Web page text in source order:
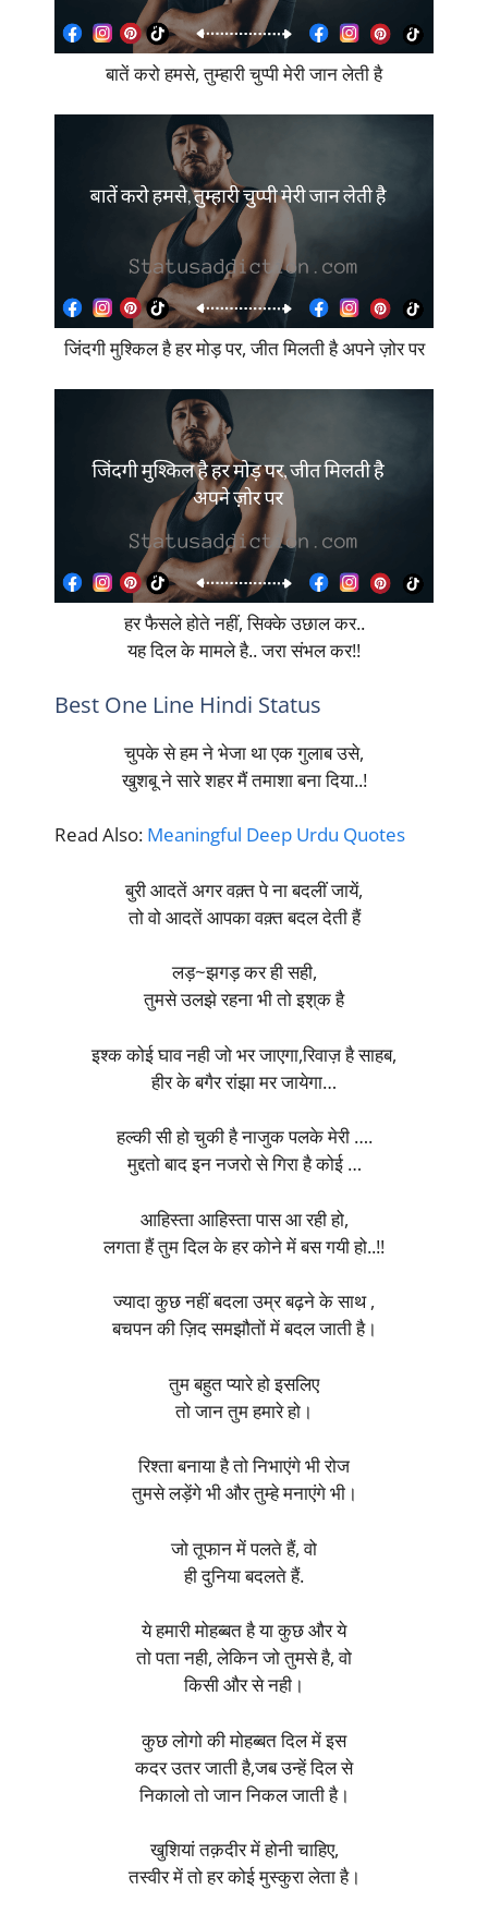
बातें करो हमसे, तुम्हारी चुप्पी मेरी जान लेती है
जिंदगी मुश्किल है हर मोड़ पर, जीत मिलती है अपने ज़ोर पर
हर फैसले होते नहीं, सिक्के उछाल कर..
यह दिल के मामले है.. जरा संभल कर!!
Best One Line Hindi Status
चुपके से हम ने भेजा था एक गुलाब उसे,
खुशबू ने सारे शहर मैं तमाशा बना दिया..!
Read Also: Meaningful Deep Urdu Quotes
बुरी आदतें अगर वक़्त पे ना बदलीं जायें,
तो वो आदतें आपका वक़्त बदल देती हैं
लड़~झगड़ कर ही सही,
तुमसे उलझे रहना भी तो इश़्क है
इश्क कोई घाव नही जो भर जाएगा,रिवाज़ है साहब,
हीर के बगैर रांझा मर जायेगा…
हल्की सी हो चुकी है नाजुक पलके मेरी ….
मुद्दतो बाद इन नजरो से गिरा है कोई …
आहिस्ता आहिस्ता पास आ रही हो,
लगता हैं तुम दिल के हर कोने में बस गयी हो..!!
ज्यादा कुछ नहीं बदला उम्र बढ़ने के साथ ,
बचपन की ज़िद समझौतों में बदल जाती है।
तुम बहुत प्यारे हो इसलिए
तो जान तुम हमारे हो।
रिश्ता बनाया है तो निभाएंगे भी रोज
तुमसे लड़ेंगे भी और तुम्हे मनाएंगे भी।
जो तूफान में पलते हैं, वो
ही दुनिया बदलते हैं.
ये हमारी मोहब्बत है या कुछ और ये
तो पता नही, लेकिन जो तुमसे है, वो
किसी और से नही।
कुछ लोगो की मोहब्बत दिल में इस
कदर उतर जाती है,जब उन्हें दिल से
निकालो तो जान निकल जाती है।
खुशियां तक़दीर में होनी चाहिए,
तस्वीर में तो हर कोई मुस्कुरा लेता है।